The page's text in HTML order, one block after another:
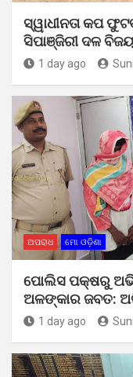
ସ୍ୱାଧୀନତା କପ
ସିପାଞ୍ଜିରୀ ଦଳ
1 day ago
ଅପରାଧ ମୋ ଓଡ଼ିଶା
ପୋଲିସ ପକ୍ଷରୁ
ଅଳଙ୍କାର ଜବତ:
1 day ago